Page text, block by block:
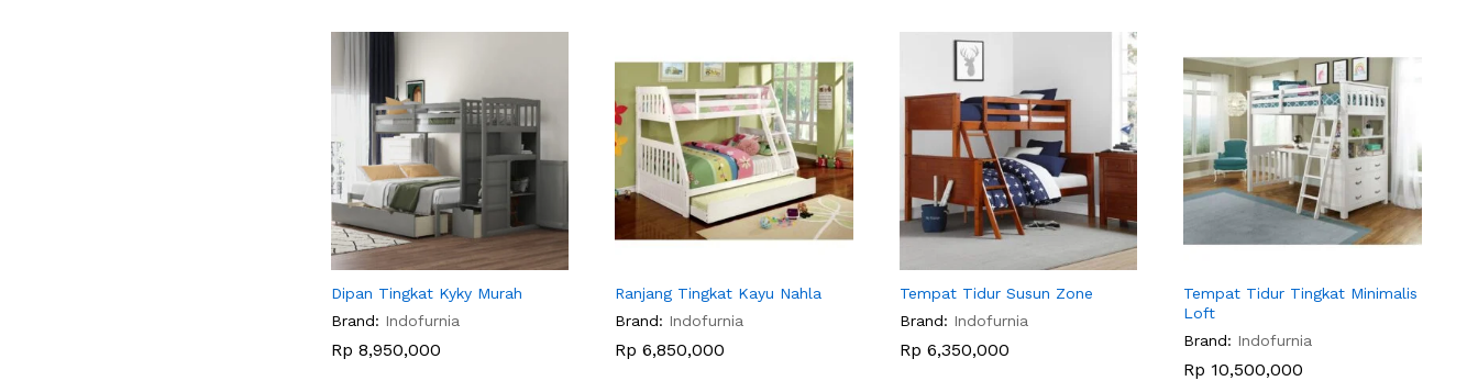
Dipan Tingkat Kyky Murah
Brand: Indofurnia
Rp 8,950,000
Rp 8,950,000
Ranjang Tingkat Kayu Nahla
Brand: Indofurnia
Rp 6,850,000
Rp 6,850,000
Tempat Tidur Susun Zone
Brand: Indofurnia
Rp 6,350,000
Rp 6,350,000
Tempat Tidur Tingkat Minimalis
Loft
Brand: Indofurnia
Rp 10,500,000
Rp 10,500,000